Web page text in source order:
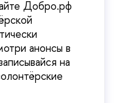
Добро.рф
анонсы в
на